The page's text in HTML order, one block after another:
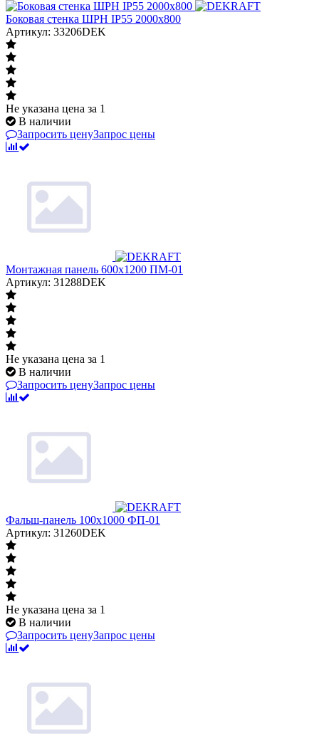
Боковая стенка ШРН IP55 2000х800
Артикул: 33206DEK
Не указана цена за 1
В наличии
Запросить ценуЗапрос цены
Монтажная панель 600x1200 ПМ-01
Артикул: 31288DEK
Не указана цена за 1
В наличии
Запросить ценуЗапрос цены
Фальш-панель 100x1000 ФП-01
Артикул: 31260DEK
Не указана цена за 1
В наличии
Запросить ценуЗапрос цены